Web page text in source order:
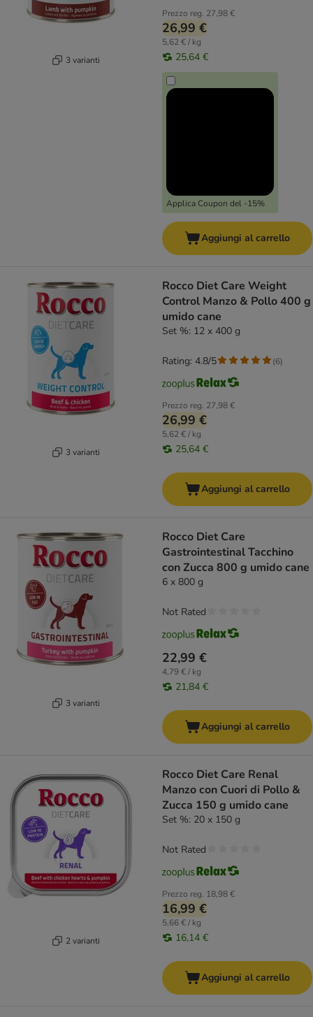
3 varianti
Prezzo reg. 27,98 €
26,99 €
5,62 € / kg
25,64 €
Applica Coupon del -15%
Aggiungi al carrello
3 varianti
Rocco Diet Care Weight
Control Manzo & Pollo 400 g
umido cane
Set %: 12 x 400 g
Prezzo reg. 27,98 €
26,99 €
5,62 € / kg
25,64 €
Rating: 4.8/5 (6)
Aggiungi al carrello
3 varianti
Rocco Diet Care
Gastrointestinal Tacchino
con Zucca 800 g umido cane
6 x 800 g
22,99 €
4,79 € / kg
21,84 €
Not Rated
Aggiungi al carrello
2 varianti
Rocco Diet Care Renal
Manzo con Cuori di Pollo &
Zucca 150 g umido cane
Set %: 20 x 150 g
Prezzo reg. 18,98 €
16,99 €
5,66 € / kg
16,14 €
Not Rated
Aggiungi al carrello